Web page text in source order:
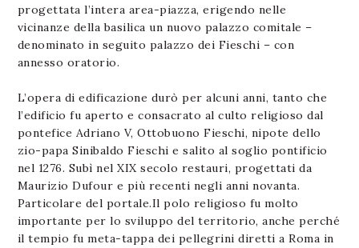
progettata l’intera area-piazza, erigendo nelle
vicinanze della basilica un nuovo palazzo comitale –
denominato in seguito palazzo dei Fieschi – con
annesso oratorio.
L’opera di edificazione durò per alcuni anni, tanto che
l’edificio fu aperto e consacrato al culto religioso dal
pontefice Adriano V, Ottobuono Fieschi, nipote dello
zio-papa Sinibaldo Fieschi e salito al soglio pontificio
nel 1276. Subì nel XIX secolo restauri, progettati da
Maurizio Dufour e più recenti negli anni novanta.
Particolare del portale.Il polo religioso fu molto
importante per lo sviluppo del territorio, anche perché
il tempio fu meta-tappa dei pellegrini diretti a Roma in